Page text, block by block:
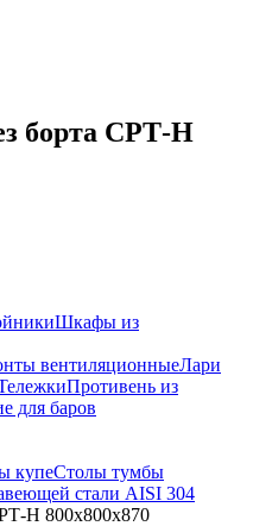
борта СРТ-Н
Шкафы из
вентиляционныеЛари
Противень из
для баров
купеСтолы тумбы
стали AISI 304
Н 800х800х870